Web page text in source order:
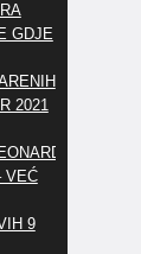
GDJE
2021
VEĆ
9